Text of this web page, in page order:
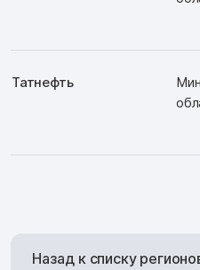
Татнефть
Назад к списку